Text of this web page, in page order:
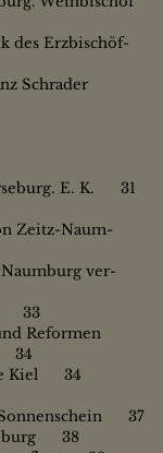
des Erzbischöf-
Schrader
E. K. 31
Zeitz-Naum-
ver-
33
Reformen
34
Kiel 34
Sonnenschein 37
38